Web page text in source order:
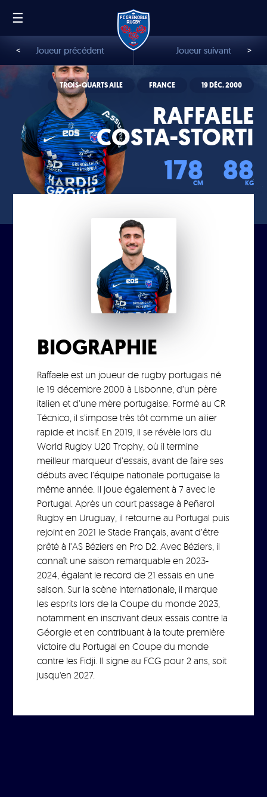
☰
TROIS-QUARTS AILE FRANCE 19 DÉC. 2000
RAFFAELE
COSTA-STORTI
178
CM 88
KG
< Joueur précédent Joueur suivant >
BIOGRAPHIE
Raffaele est un joueur de rugby portugais né
le 19 décembre 2000 à Lisbonne, d’un père
italien et d’une mère portugaise. Formé au CR
Técnico, il s’impose très tôt comme un ailier
rapide et incisif. En 2019, il se révèle lors du
World Rugby U20 Trophy, où il termine
meilleur marqueur d’essais, avant de faire ses
débuts avec l’équipe nationale portugaise la
même année. Il joue également à 7 avec le
Portugal. Après un court passage à Peñarol
Rugby en Uruguay, il retourne au Portugal puis
rejoint en 2021 le Stade Français, avant d’être
prêté à l’AS Béziers en Pro D2. Avec Béziers, il
connaît une saison remarquable en 2023-
2024, égalant le record de 21 essais en une
saison. Sur la scène internationale, il marque
les esprits lors de la Coupe du monde 2023,
notamment en inscrivant deux essais contre la
Géorgie et en contribuant à la toute première
victoire du Portugal en Coupe du monde
contre les Fidji. Il signe au FCG pour 2 ans, soit
jusqu'en 2027.